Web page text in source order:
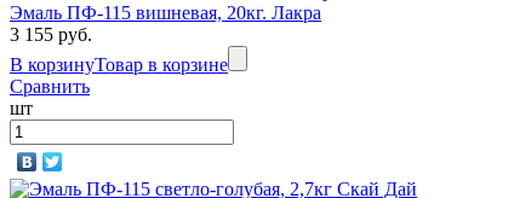
Эмаль ПФ-115 вишневая, 20кг. Лакра
3 155 руб.
В корзинуТовар в корзине
Сравнить
шт